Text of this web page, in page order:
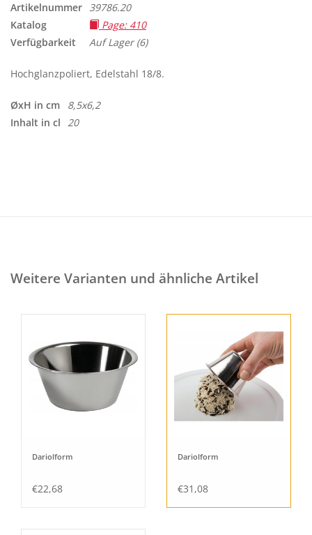
Artikelnummer 39786.20
Katalog
Page: 410
Verfügbarkeit
Auf Lager(6)
Hochglanzpoliert, Edelstahl 18/8.
ØxH in cm
8,5x6,2
Inhalt in cl 20
Weitere Varianten und ähnliche Artikel
Dariolform
€22,68
Dariolform
€31,08